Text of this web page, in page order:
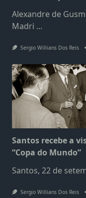
Alexandre de
Madri ...
Sergio Willians Dos Reis
Santos recebe a
“Copa do Mundo”
Santos, 22 de
Sergio Willians Dos Reis